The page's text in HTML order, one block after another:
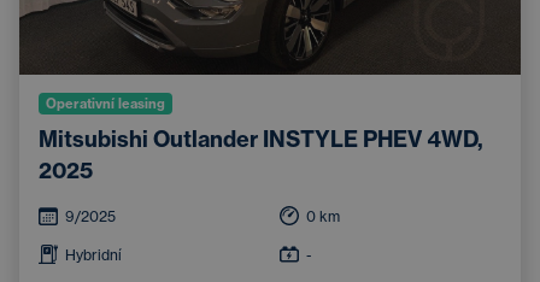
Operativní leasing
Mitsubishi Outlander INSTYLE PHEV 4WD,
2025
9/2025 0 km
Hybridní -